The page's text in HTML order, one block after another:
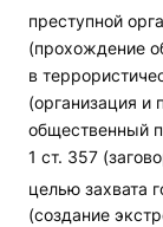
преступной
(прохождение
в
(организация и
общественный
1 ст. 357
целью захвата
(создание